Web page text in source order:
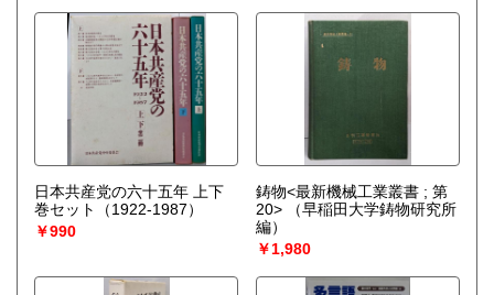
日本共産党の六十五年 上下
巻セット（1922-1987）
￥990
鋳物<最新機械工業叢書 ; 第
20>
（早稲田大学鋳物研究所
編）
￥1,980